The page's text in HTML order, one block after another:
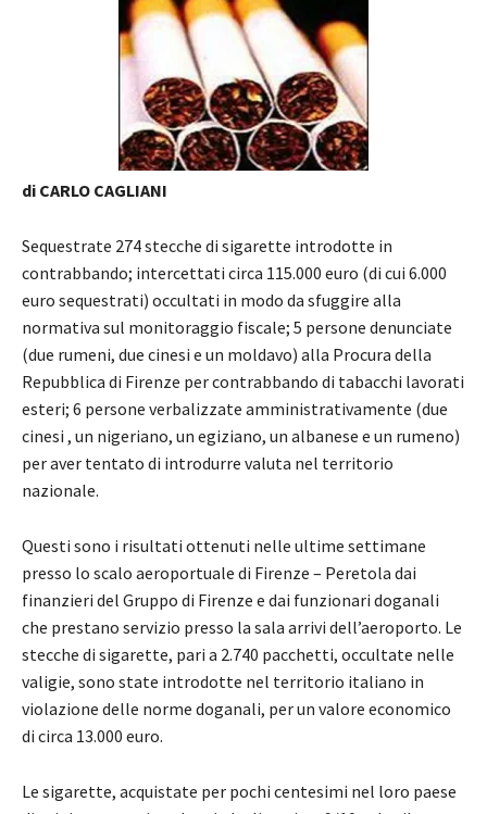
di CARLO CAGLIANI
Sequestrate 274 stecche di sigarette introdotte in
contrabbando; intercettati circa 115.000 euro (di cui 6.000
euro sequestrati) occultati in modo da sfuggire alla
normativa sul monitoraggio fiscale; 5 persone denunciate
(due rumeni, due cinesi e un moldavo) alla Procura della
Repubblica di Firenze per contrabbando di tabacchi lavorati
esteri; 6 persone verbalizzate amministrativamente (due
cinesi , un nigeriano, un egiziano, un albanese e un rumeno)
per aver tentato di introdurre valuta nel territorio
nazionale.
Questi sono i risultati ottenuti nelle ultime settimane
presso lo scalo aeroportuale di Firenze – Peretola dai
finanzieri del Gruppo di Firenze e dai funzionari doganali
che prestano servizio presso la sala arrivi dell’aeroporto. Le
stecche di sigarette, pari a 2.740 pacchetti, occultate nelle
valigie, sono state introdotte nel territorio italiano in
violazione delle norme doganali, per un valore economico
di circa 13.000 euro.
Le sigarette, acquistate per pochi centesimi nel loro paese